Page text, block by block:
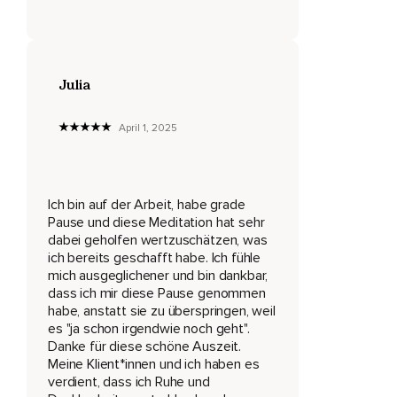
Was Du bereits geleistet hast und wertschätze diese Dinge
Und seien es auch die allerkleinsten Dinge,
Sei stolz auf Dich,
Sei stolz auf Dich und sag Dir,
Alles zu seiner Zeit,
Alles zu seiner Zeit.
Und dann atme noch einmal ganz tief ein,
Lass bei der Ausatmung all die Gedanken an die letzten
Julia
April 1, 2025
Ich bin auf der Arbeit, habe grade
Pause und diese Meditation hat sehr
dabei geholfen wertzuschätzen, was
ich bereits geschafft habe. Ich fühle
mich ausgeglichener und bin dankbar,
dass ich mir diese Pause genommen
habe, anstatt sie zu überspringen, weil
es "ja schon irgendwie noch geht".
Danke für diese schöne Auszeit.
Meine Klient*innen und ich haben es
verdient, dass ich Ruhe und